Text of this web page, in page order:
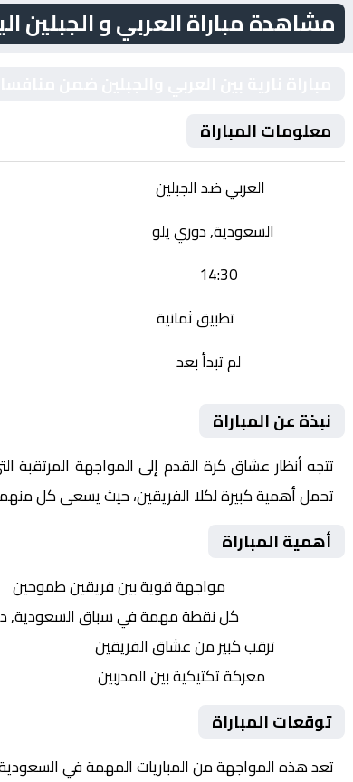
مشاهدة مباراة العربي و الجبلين اليوم 2026-01-12 بث
معلومات المباراة
العربي ضد الجبلين
السعودية, دوري يلو
تطبيق ثمانية
لم تبدأ بعد
نبذة عن المباراة
تتجه أنظار عشاق كرة القدم إلى المواجهة المرتقبة
تحمل أهمية كبيرة لكلا الفريقين، حيث يسعى كل
أهمية المباراة
مواجهة قوية بين فريقين طموحين
كل نقطة مهمة في سباق السعودية,
ترقب كبير من عشاق الفريقين
معركة تكتيكية بين المدربين
توقعات المباراة
تعد هذه المواجهة من المباريات المهمة في